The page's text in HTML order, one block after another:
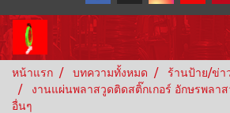
หน้าแรก บทความทั้งหมด
ร้านป้าย/ข่า
งานแผ่นพลาสวูดติดสติ๊กเกอร์ อักษรพลา
อื่นๆ